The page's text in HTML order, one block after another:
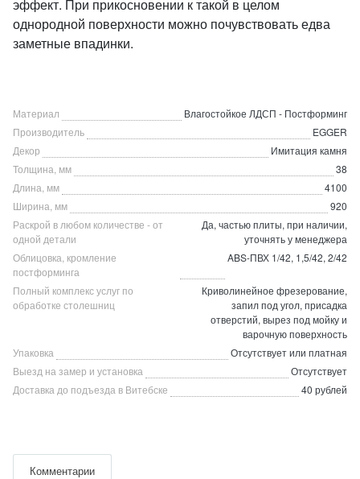
эффект. При прикосновении к такой в целом
однородной поверхности можно почувствовать едва
заметные впадинки.
Материал
Влагостойкое ЛДСП - Постформинг
Производитель
EGGER
Декор
Имитация камня
Толщина, мм
38
Длина, мм
4100
Ширина, мм
920
Раскрой в любом количестве - от
одной детали
Да, частью плиты, при наличии,
уточнять у менеджера
Облицовка, кромление
постформинга
ABS-ПВХ 1/42, 1,5/42, 2/42
Полный комплекс услуг по
обработке столешниц
Криволинейное фрезерование,
запил под угол, присадка
отверстий, вырез под мойку и
варочную поверхность
Упаковка
Отсутствует или платная
Выезд на замер и установка
Отсутствует
Доставка до подъезда в Витебске
40 рублей
Комментарии